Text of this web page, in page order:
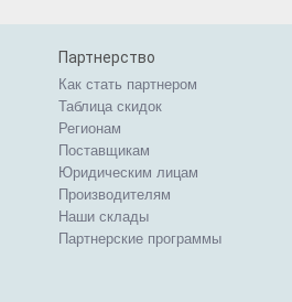
Партнерство
Как стать партнером
Таблица скидок
Регионам
Поставщикам
Юридическим лицам
Производителям
Наши склады
Партнерские программы